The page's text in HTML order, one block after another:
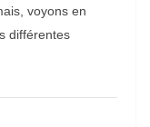
voyons en
différentes